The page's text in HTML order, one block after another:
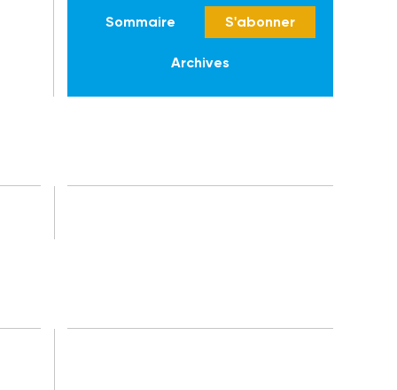
Sommaire S'abonner
Archives